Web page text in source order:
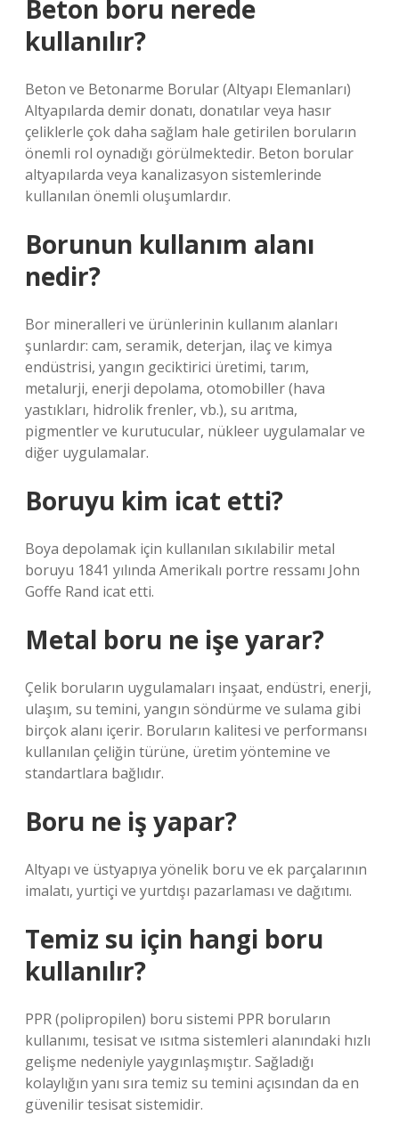
Beton boru nerede
kullanılır?
Beton ve Betonarme Borular (Altyapı Elemanları)
Altyapılarda demir donatı, donatılar veya hasır
çeliklerle çok daha sağlam hale getirilen boruların
önemli rol oynadığı görülmektedir. Beton borular
altyapılarda veya kanalizasyon sistemlerinde
kullanılan önemli oluşumlardır.
Borunun kullanım alanı
nedir?
Bor mineralleri ve ürünlerinin kullanım alanları
şunlardır: cam, seramik, deterjan, ilaç ve kimya
endüstrisi, yangın geciktirici üretimi, tarım,
metalurji, enerji depolama, otomobiller (hava
yastıkları, hidrolik frenler, vb.), su arıtma,
pigmentler ve kurutucular, nükleer uygulamalar ve
diğer uygulamalar.
Boruyu kim icat etti?
Boya depolamak için kullanılan sıkılabilir metal
boruyu 1841 yılında Amerikalı portre ressamı John
Goffe Rand icat etti.
Metal boru ne işe yarar?
Çelik boruların uygulamaları inşaat, endüstri, enerji,
ulaşım, su temini, yangın söndürme ve sulama gibi
birçok alanı içerir. Boruların kalitesi ve performansı
kullanılan çeliğin türüne, üretim yöntemine ve
standartlara bağlıdır.
Boru ne iş yapar?
Altyapı ve üstyapıya yönelik boru ve ek parçalarının
imalatı, yurtiçi ve yurtdışı pazarlaması ve dağıtımı.
Temiz su için hangi boru
kullanılır?
PPR (polipropilen) boru sistemi PPR boruların
kullanımı, tesisat ve ısıtma sistemleri alanındaki hızlı
gelişme nedeniyle yaygınlaşmıştır. Sağladığı
kolaylığın yanı sıra temiz su temini açısından da en
güvenilir tesisat sistemidir.